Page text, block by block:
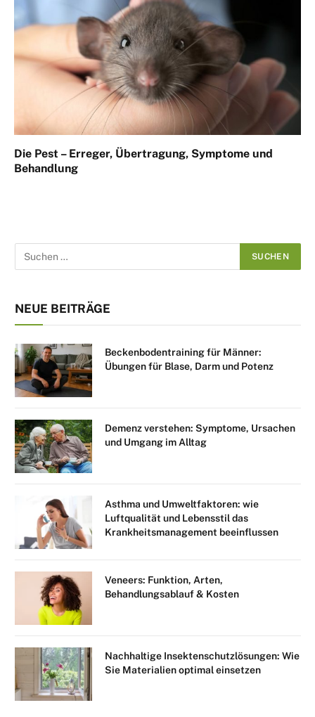
Die Pest – Erreger, Übertragung, Symptome und
Behandlung
NEUE BEITRÄGE
Beckenbodentraining für Männer:
Übungen für Blase, Darm und Potenz
Demenz verstehen: Symptome, Ursachen
und Umgang im Alltag
Asthma und Umweltfaktoren: wie
Luftqualität und Lebensstil das
Krankheitsmanagement beeinflussen
Veneers: Funktion, Arten,
Behandlungsablauf & Kosten
Nachhaltige Insektenschutzlösungen: Wie
Sie Materialien optimal einsetzen